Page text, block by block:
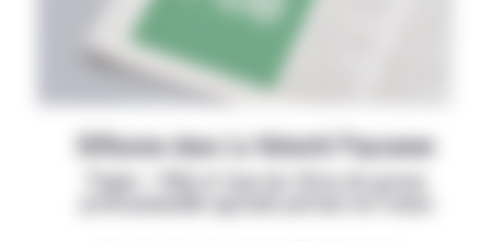
Diffusion dans La Volonté Paysanne
Papier + Web et tous les titres de presse